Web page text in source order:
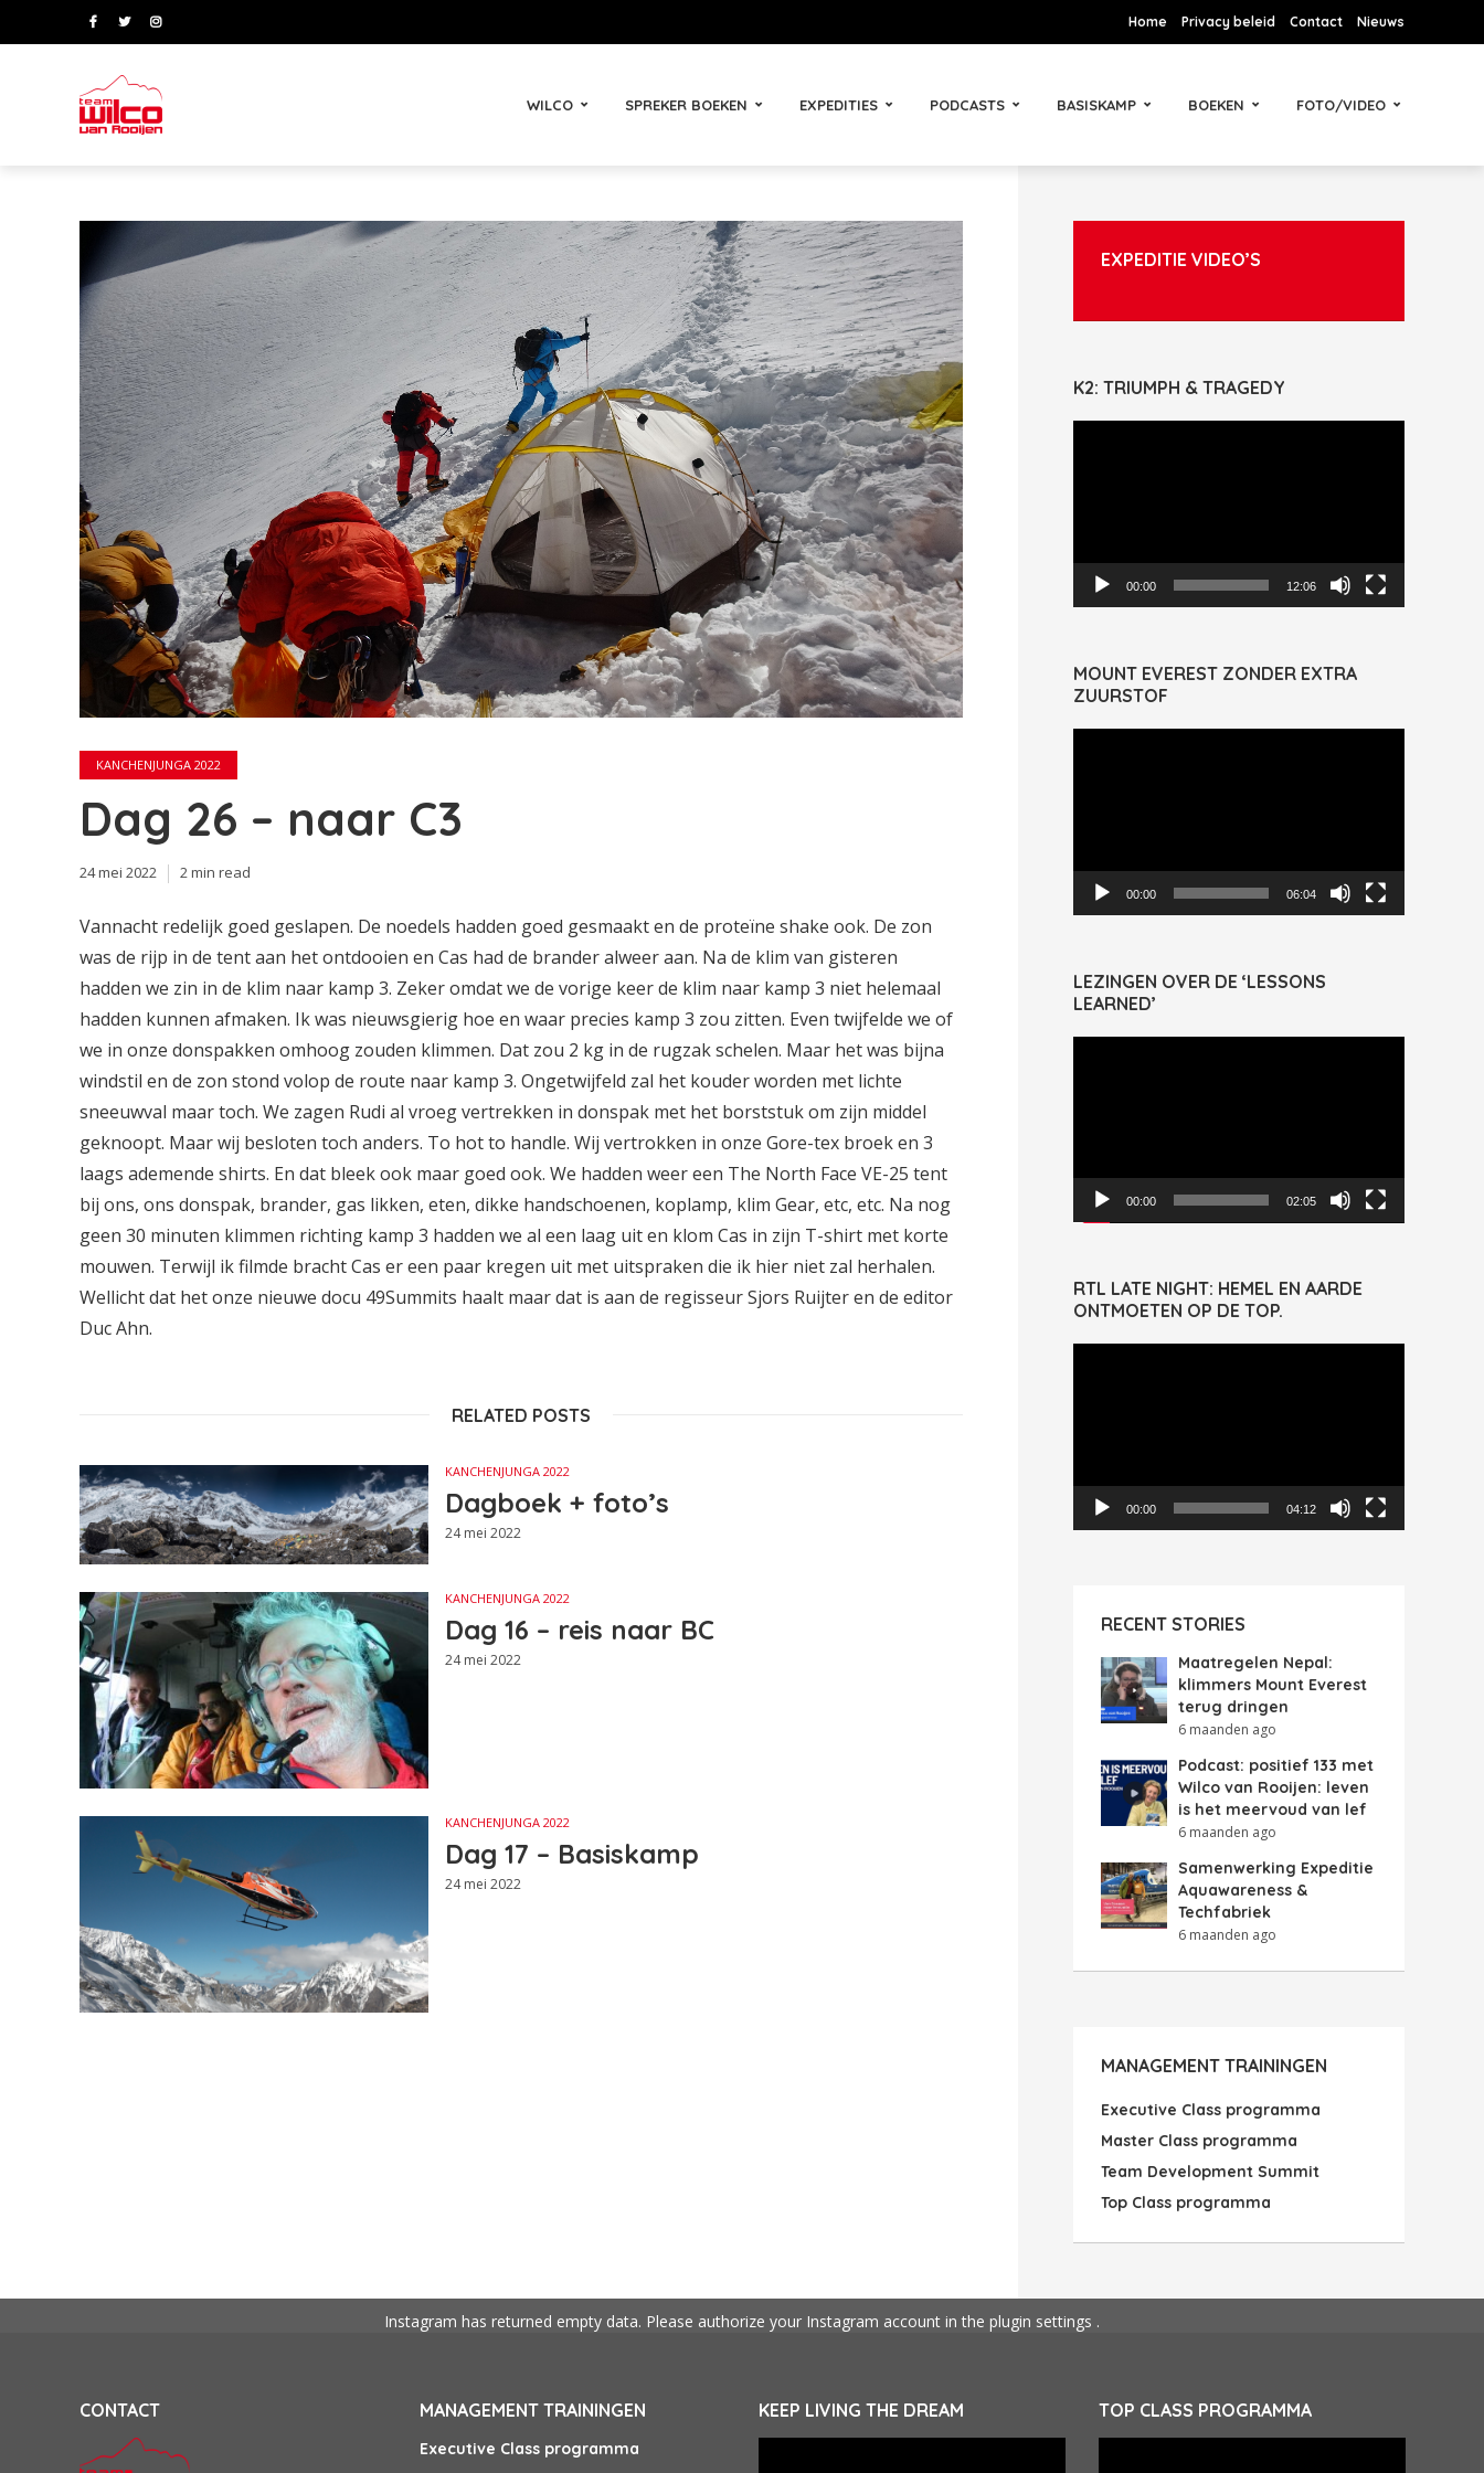
Home Privacy beleid Contact Nieuws
WILCO SPREKER BOEKEN EXPEDITIES PODCASTS BASISKAMP BOEKEN FOTO/VIDEO
KANCHENJUNGA 2022
Dag 26 – naar C3
24 mei 2022 2 min read
Vannacht redelijk goed geslapen. De noedels hadden goed gesmaakt en de proteïne shake ook. De zon
was de rijp in de tent aan het ontdooien en Cas had de brander alweer aan. Na de klim van gisteren
hadden we zin in de klim naar kamp 3. Zeker omdat we de vorige keer de klim naar kamp 3 niet helemaal
hadden kunnen afmaken. Ik was nieuwsgierig hoe en waar precies kamp 3 zou zitten. Even twijfelde we of
we in onze donspakken omhoog zouden klimmen. Dat zou 2 kg in de rugzak schelen. Maar het was bijna
windstil en de zon stond volop de route naar kamp 3. Ongetwijfeld zal het kouder worden met lichte
sneeuwval maar toch. We zagen Rudi al vroeg vertrekken in donspak met het borststuk om zijn middel
geknoopt. Maar wij besloten toch anders. To hot to handle. Wij vertrokken in onze Gore-tex broek en 3
laags ademende shirts. En dat bleek ook maar goed ook. We hadden weer een The North Face VE-25 tent
bij ons, ons donspak, brander, gas likken, eten, dikke handschoenen, koplamp, klim Gear, etc, etc. Na nog
geen 30 minuten klimmen richting kamp 3 hadden we al een laag uit en klom Cas in zijn T-shirt met korte
mouwen. Terwijl ik filmde bracht Cas er een paar kregen uit met uitspraken die ik hier niet zal herhalen.
Wellicht dat het onze nieuwe docu 49Summits haalt maar dat is aan de regisseur Sjors Ruijter en de editor
Duc Ahn.
RELATED POSTS
KANCHENJUNGA 2022
Dagboek + foto’s
24 mei 2022
KANCHENJUNGA 2022
Dag 16 – reis naar BC
24 mei 2022
KANCHENJUNGA 2022
Dag 17 – Basiskamp
24 mei 2022
EXPEDITIE VIDEO’S
K2: TRIUMPH & TRAGEDY
00:00 12:06
MOUNT EVEREST ZONDER EXTRA
ZUURSTOF
00:00 06:04
LEZINGEN OVER DE ‘LESSONS
LEARNED’
00:00 02:05
RTL LATE NIGHT: HEMEL EN AARDE
ONTMOETEN OP DE TOP.
00:00 04:12
RECENT STORIES
Maatregelen Nepal:
klimmers Mount Everest
terug dringen
6 maanden ago
Podcast: positief 133 met
Wilco van Rooijen: leven
is het meervoud van lef
6 maanden ago
Samenwerking Expeditie
Aquawareness &
Techfabriek
6 maanden ago
MANAGEMENT TRAININGEN
Executive Class programma
Master Class programma
Team Development Summit
Top Class programma
Instagram has returned empty data. Please authorize your Instagram account in the plugin settings .
CONTACT MANAGEMENT TRAININGEN
Executive Class programma
KEEP LIVING THE DREAM TOP CLASS PROGRAMMA